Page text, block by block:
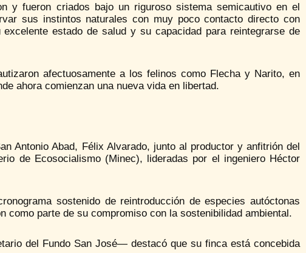
y fueron criados bajo un riguroso sistema semicautivo en el
sus instintos naturales con muy poco contacto directo con
estado de salud y su capacidad para reintegrarse de
afectuosamente a los felinos como Flecha y Narito, en
ahora comienzan una nueva vida en libertad.
Antonio Abad, Félix Alvarado, junto al productor y anfitrión del
de Ecosocialismo (Minec), lideradas por el ingeniero Héctor
sostenido de reintroducción de especies autóctonas
como parte de su compromiso con la sostenibilidad ambiental.
del Fundo San José— destacó que su finca está concebida